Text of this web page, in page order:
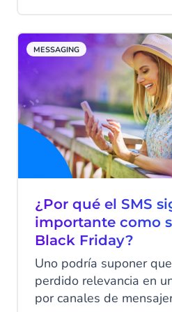
Business, las empresas
primero su
MESSAGING
¿Por qué el SMS
importante como
Black Friday?
Uno podría suponer
perdido relevancia en
por canales de